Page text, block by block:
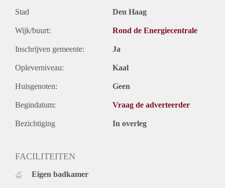
Stad Den Haag
Wijk/buurt: Rond de Energiecentrale
Inschrijven gemeente: Ja
Opleverniveau: Kaal
Huisgenoten: Geen
Begindatum: Vraag de adverteerder
Bezichtiging In overleg
FACILITEITEN
Eigen badkamer